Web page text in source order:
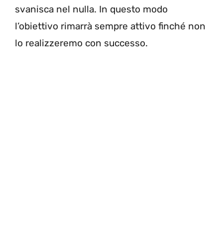
svanisca nel nulla. In questo modo
l’obiettivo rimarrà sempre attivo finché non
lo realizzeremo con successo.